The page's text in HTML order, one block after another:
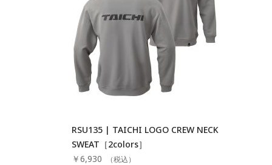
RSU135 | TAICHI LOGO CREW NECK
SWEAT［2colors］
￥6,930
（税込）